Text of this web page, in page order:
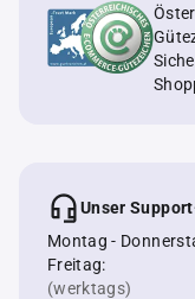
Unser
Montag -
Freitag:
(werktags)